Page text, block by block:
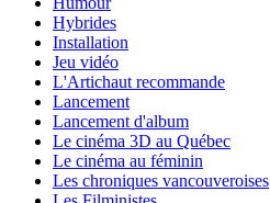
Hybrides
Installation
Jeu vidéo
L'Artichaut recommande
Lancement
Lancement d'album
Le cinéma 3D au Québec
Le cinéma au féminin
Les chroniques vancouveroises